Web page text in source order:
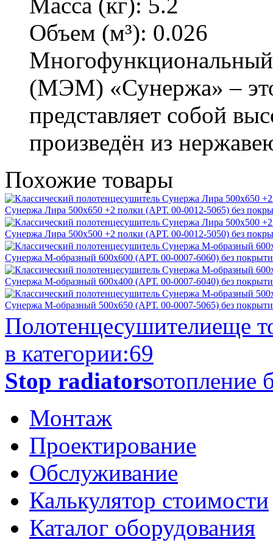
Объем (м³): 0.026
(МЭМ) «Сунержа» –
представляет собой
произведён из
Похожие товары
Сунержа Лира 500х650 +2 полки (АРТ. 00-0012-5065) без
Сунержа Лира 500х500 +2 полки (АРТ. 00-0012-5050) без
Сунержа М-образный 600х600 (АРТ. 00-0007-6060) без
Сунержа М-образный 600х400 (АРТ. 00-0007-6040) без
Сунержа М-образный 500х650 (АРТ. 00-0007-5065) без
Полотенцесушителиеще
в категории:69
Stop radiatorsотопление
Монтаж
Проектирование
Обслуживание
Калькулятор стоимости
Каталог оборудования